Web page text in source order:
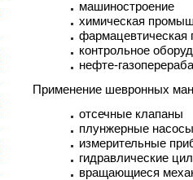
машиностроение
химическая
контрольное
нефте-
Применение шевронных
отсечные клапаны
плунжерные насосы
измерительные
гидравлические
вращающиеся